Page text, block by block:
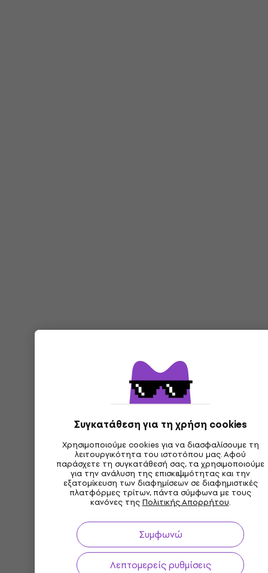
Συγκατάθεση για τη χρήση cookies
Χρησιμοποιούμε cookies για να διασφαλίσουμε τη
λειτουργικότητα του ιστοτόπου μας. Αφού
παράσχετε τη συγκατάθεσή σας, τα χρησιμοποιούμε
για την ανάλυση της επισκεψιμότητας και την
εξατομίκευση των διαφημίσεων σε διαφημιστικές
πλατφόρμες τρίτων, πάντα σύμφωνα με τους
κανόνες τηςΠολιτικής Απορρήτου.
Συμφωνώ
Λεπτομερείς ρυθμίσεις